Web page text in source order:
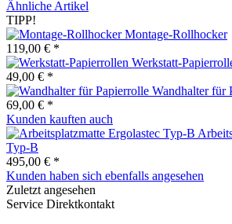
Ähnliche Artikel
TIPP!
Montage-Rollhocker
119,00 € *
Werkstatt-
49,00 € *
Wandhalter für
69,00 € *
Kunden kauften auch
Typ-B
495,00 € *
Kunden haben sich ebenfalls angesehen
Zuletzt angesehen
Service Direktkontakt